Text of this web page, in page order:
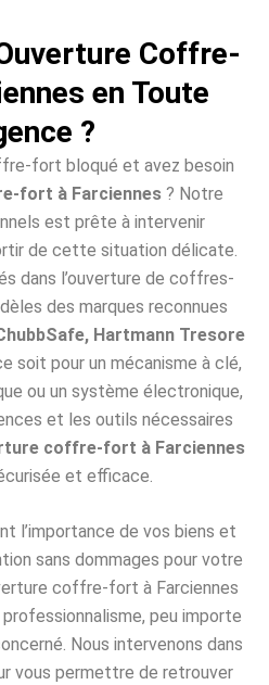
Coffre-
en Toute
?
fort bloqué et avez besoin
fort à Farciennes? Notre
est prête à intervenir
de cette situation délicate.
dans l’ouverture de coffres-
des marques reconnues
Hartmann Tresore
soit pour un mécanisme à clé,
ou un système électronique,
et les outils nécessaires
coffre-fort à Farciennes
et efficace.
l’importance de vos biens et
sans dommages pour votre
coffre-fort à Farciennes
peu importe
Nous intervenons dans
vous permettre de retrouver